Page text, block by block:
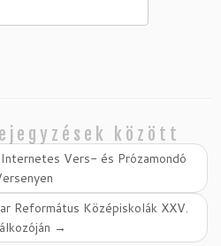
között
Vers- és Prózamondó
Református Középiskolák XXV.
→